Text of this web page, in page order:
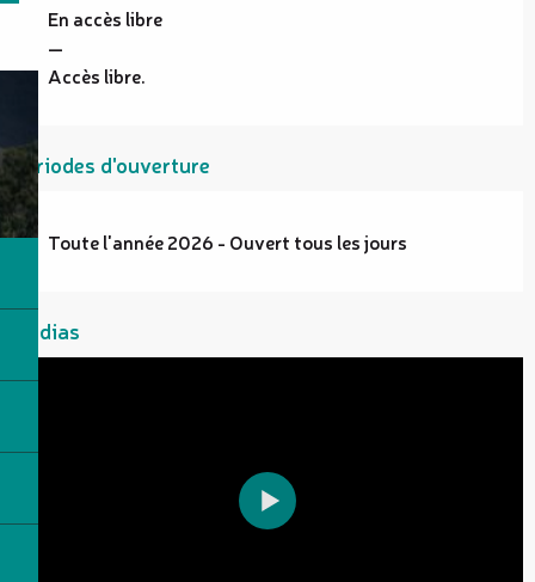
En accès libre
—
Accès libre.
Périodes d'ouverture
Toute l'année 2026 - Ouvert tous les jours
Médias